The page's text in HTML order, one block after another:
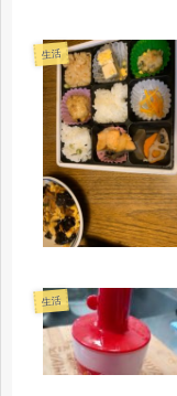
生活
生活